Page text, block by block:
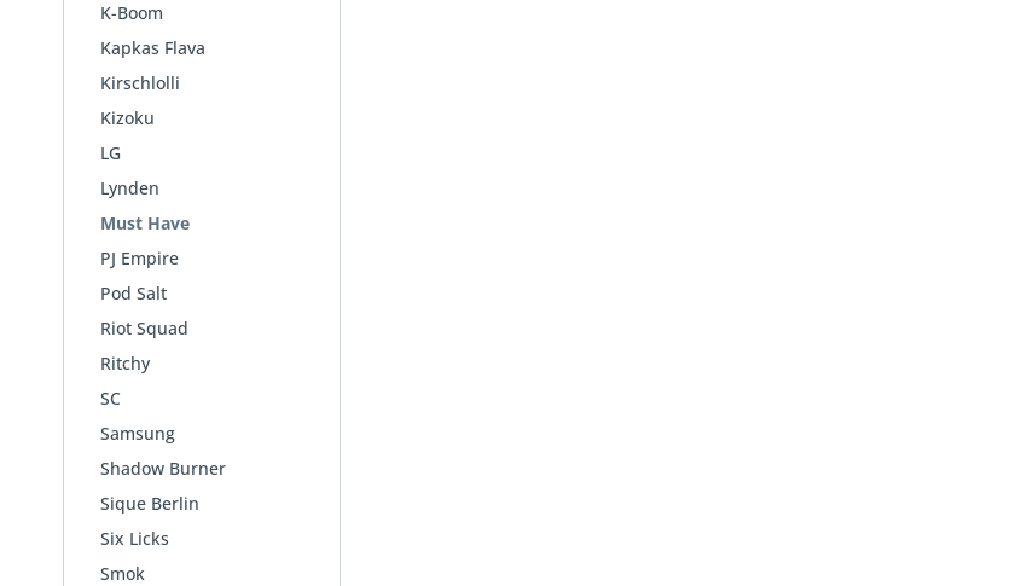
K-Boom
Kapkas Flava
Kirschlolli
Kizoku
LG
Lynden
Must Have
PJ Empire
Pod Salt
Riot Squad
Ritchy
SC
Samsung
Shadow Burner
Sique Berlin
Six Licks
Smok